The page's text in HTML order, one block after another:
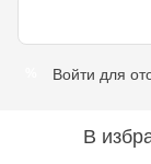
Войти для
В